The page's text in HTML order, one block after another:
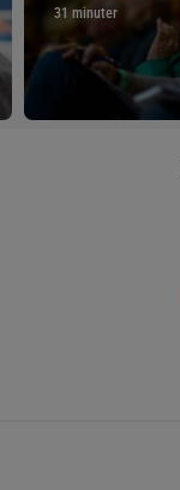
31 minuter